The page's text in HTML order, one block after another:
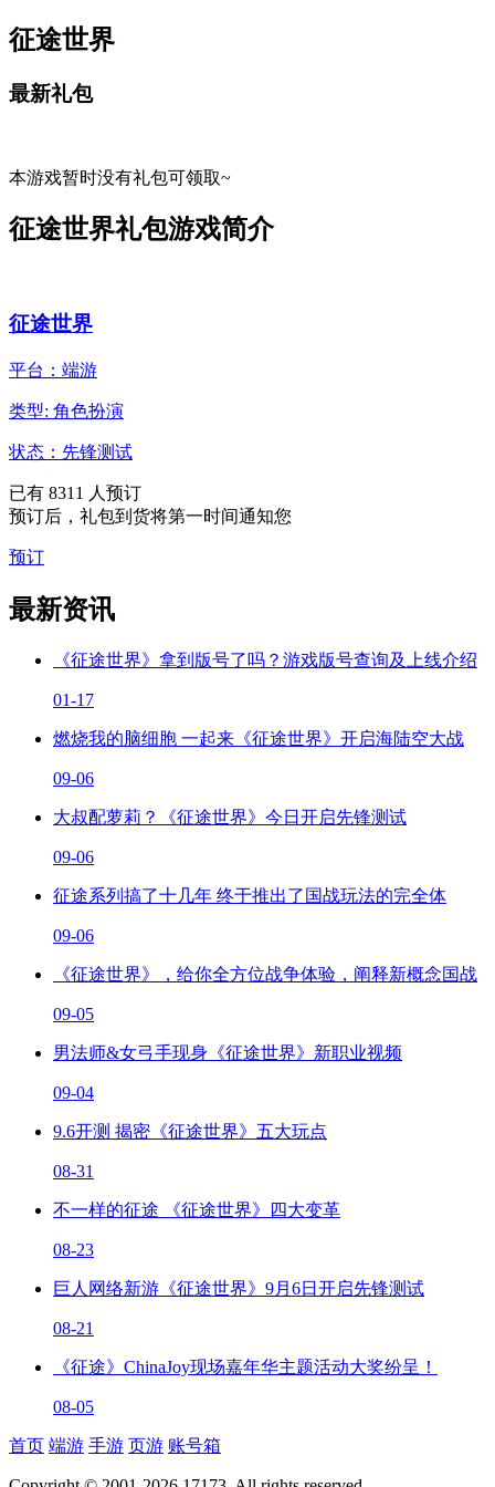
征途世界
最新礼包
本游戏暂时没有礼包可领取~
征途世界礼包游戏简介
征途世界
平台：端游
类型: 角色扮演
状态：先锋测试
已有 8311 人预订
预订后，礼包到货将第一时间通知您
预订
最新资讯
《征途世界》拿到版号了吗？游戏版号查询及上线介绍
01-17
燃烧我的脑细胞 一起来《征途世界》开启海陆空大战
09-06
大叔配萝莉？《征途世界》今日开启先锋测试
09-06
征途系列搞了十几年 终于推出了国战玩法的完全体
09-06
《征途世界》，给你全方位战争体验，阐释新概念国战
09-05
男法师&女弓手现身《征途世界》新职业视频
09-04
9.6开测 揭密《征途世界》五大玩点
08-31
不一样的征途 《征途世界》四大变革
08-23
巨人网络新游《征途世界》9月6日开启先锋测试
08-21
《征途》ChinaJoy现场嘉年华主题活动大奖纷呈！
08-05
首页 端游 手游 页游 账号箱